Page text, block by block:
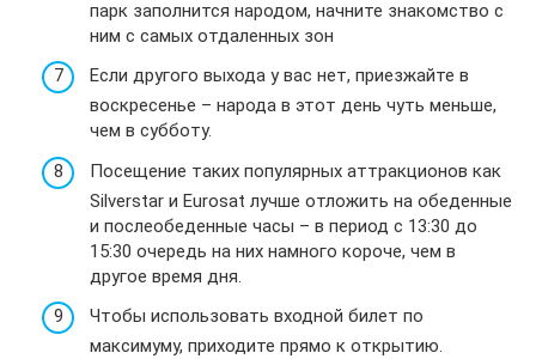
парк заполнится народом, начните знакомство с
ним с самых отдаленных зон
Если другого выхода у вас нет, приезжайте в
воскресенье – народа в этот день чуть меньше,
чем в субботу.
Посещение таких популярных аттракционов как
Silverstar и Eurosat лучше отложить на обеденные
и послеобеденные часы – в период с 13:30 до
15:30 очередь на них намного короче, чем в
другое время дня.
Чтобы использовать входной билет по
максимуму, приходите прямо к открытию.